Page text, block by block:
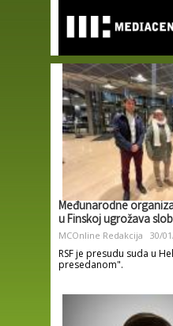
main
content
Međunarodne
u Finskoj ugrožava
MCOnline Redakcija 30/
RSF je presudu suda u
presedanom".